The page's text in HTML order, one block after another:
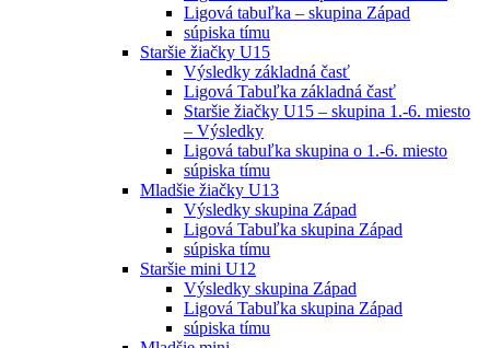
Ligová tabuľka – skupina Západ
súpiska tímu
Staršie žiačky U15
Výsledky základná časť
Ligová Tabuľka základná časť
Staršie žiačky U15 – skupina 1.-6. miesto
– Výsledky
Ligová tabuľka skupina o 1.-6. miesto
súpiska tímu
Mladšie žiačky U13
Výsledky skupina Západ
Ligová Tabuľka skupina Západ
súpiska tímu
Staršie mini U12
Výsledky skupina Západ
Ligová Tabuľka skupina Západ
súpiska tímu